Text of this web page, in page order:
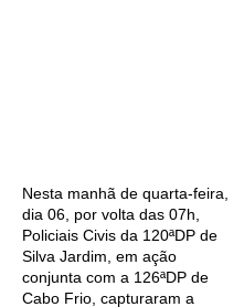
Nesta manhã de quarta-feira,
dia 06, por volta das 07h,
Policiais Civis da 120ªDP de
Silva Jardim, em ação
conjunta com a 126ªDP de
Cabo Frio, capturaram a